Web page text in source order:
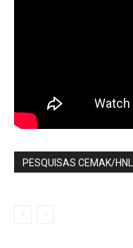
PESQUISAS CEMAK/HNL